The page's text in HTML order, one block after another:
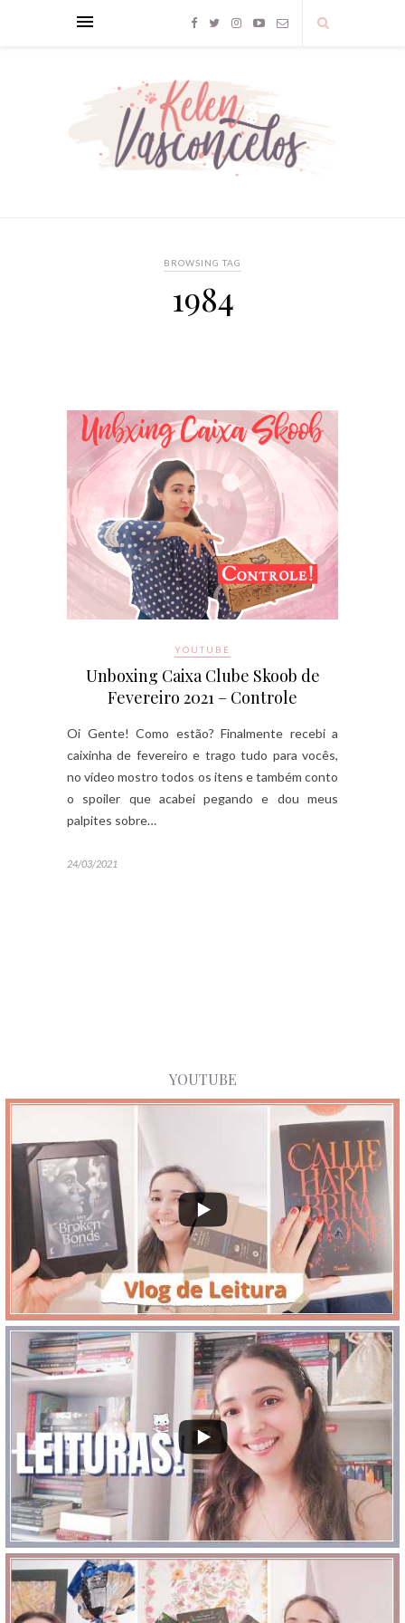
BROWSING TAG
1984
YOUTUBE
Unboxing Caixa Clube Skoob de
Fevereiro 2021 – Controle
Oi Gente! Como estão? Finalmente recebi a
caixinha de fevereiro e trago tudo para vocês,
no vídeo mostro todos os itens e também conto
o spoiler que acabei pegando e dou meus
palpites sobre…
24/03/2021
YOUTUBE